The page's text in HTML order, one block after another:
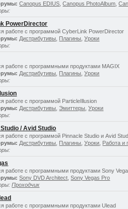
Canopus EDIUS ,Canopus PhotoAlbum ,
PowerDirector
работе с программой CyberLink PowerDirector
Дистрибутивы Плагины ,Уроки
работе с программными продуктами MAGIX
Дистрибутивы Плагины ,Уроки
работе с программой ParticleIllusion
Дистрибутивы Эмиттеры ,Уроки
/ Avid Studio
работе с программой Pinnacle Studio и Avid
Дистрибутивы Плагины ,Уроки Работа и
работе с программными продуктами Sony
Sony DVD Architect ,Sony Vegas Pro
Проходчик
работе с программными продуктами Ulead